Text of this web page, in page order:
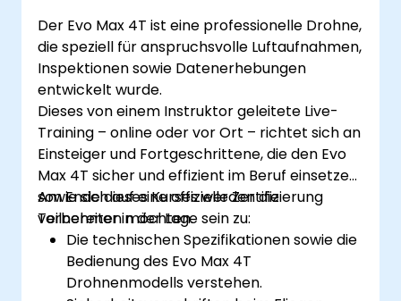
Sicherheit und Effizienz auf Baustellen zu
verbessern.
Der Evo Max 4T ist eine professionelle Drohne,
die speziell für anspruchsvolle Luftaufnahmen,
Inspektionen sowie Datenerhebungen
entwickelt wurde.
Dieses von einem Instruktor geleitete Live-
Training – online oder vor Ort – richtet sich an
Einsteiger und Fortgeschrittene, die den Evo
Max 4T sicher und effizient im Beruf einsetzen
sowie sich auf eine offizielle Zertifizierung
vorbereiten möchten.
Am Ende dieses Kurses werden die
Teilnehmer in der Lage sein zu:
Die technischen Spezifikationen sowie die
Bedienung des Evo Max 4T
Drohnenmodells verstehen.